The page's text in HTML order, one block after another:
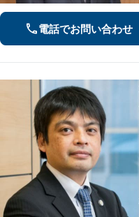
電話でお問い合わせ